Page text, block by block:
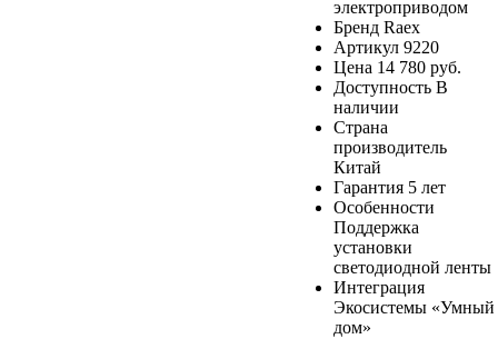
электроприводом
Бренд Raex
Артикул 9220
Цена 14 780 руб.
Доступность В
наличии
Страна
производитель
Китай
Гарантия 5 лет
Особенности
Поддержка
установки
светодиодной ленты
Интеграция
Экосистемы «Умный
дом»